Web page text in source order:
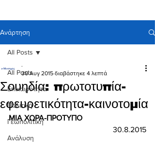
Ανάρτηση
All Posts
Επικαιρότητα
Πολιτική
Γεωπολιτική
Ανάλυση
All Posts
Σουηδία: πρωτοτυπία-
εφευρετικότητα-καινοτομία
.
30 Αυγ 2015 διαβάστηκε 4 λεπτά
ΜΙΑ ΧΩΡΑ-ΠΡΟΤΥΠΟ
30.8.2015